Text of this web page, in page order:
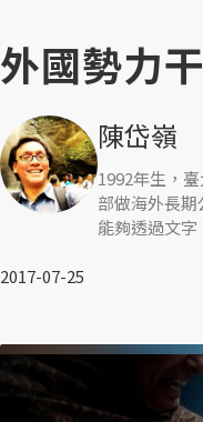
外國勢力
陳岱嶺
1992年生，
部做海外長
能夠透過文字
2017-07-25